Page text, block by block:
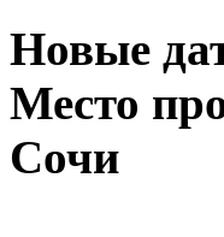
Новые
Место
Сочи